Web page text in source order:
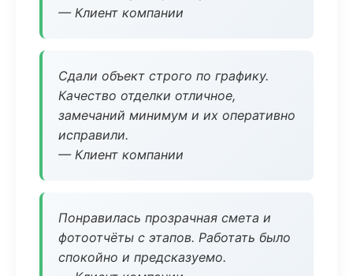
— Клиент компании
Сдали объект строго по графику.
Качество отделки отличное,
замечаний минимум и их оперативно
исправили.
— Клиент компании
Понравилась прозрачная смета и
фотоотчёты с этапов. Работать было
спокойно и предсказуемо.